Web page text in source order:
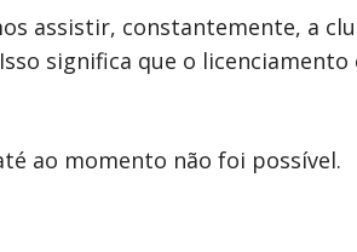
assistir, constantemente, a
significa que o
ao momento não foi possível.